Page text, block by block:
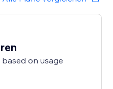
on usage